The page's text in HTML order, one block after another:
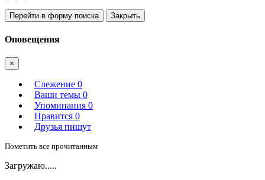
Перейти в форму поиска Закрыть
Оповещения
×
Слежение 0
Ваши темы 0
Упоминания 0
Нравится 0
Друзья пишут
Пометить все прочитанным
Загружаю.....